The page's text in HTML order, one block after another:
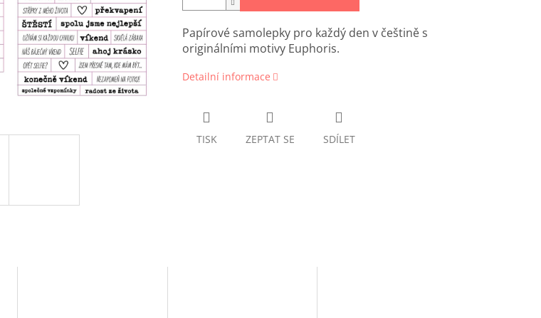
Papírové samolepky pro každý den v češtině s
originálními motivy Euphoris.
Detailní informace
TISK ZEPTAT SE SDÍLET